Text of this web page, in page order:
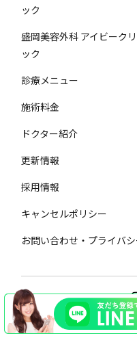
ック
盛岡美容外科 アイビーク
ック
診療メニュー
施術料金
ドクター紹介
更新情報
採用情報
キャンセルポリシー
お問い合わせ・プライバ
Copyright © Ivy